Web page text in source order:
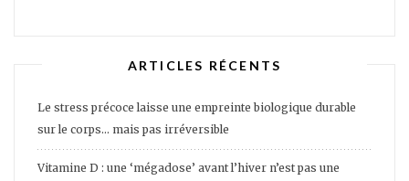
ARTICLES RÉCENTS
Le stress précoce laisse une empreinte biologique durable
sur le corps… mais pas irréversible
Vitamine D : une ‘mégadose’ avant l’hiver n’est pas une